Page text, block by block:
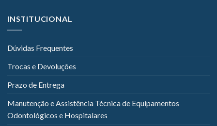
INSTITUCIONAL
Dúvidas Frequentes
Trocas e Devoluções
Prazo de Entrega
Manutenção e Assistência Técnica de Equipamentos
Odontológicos e Hospitalares